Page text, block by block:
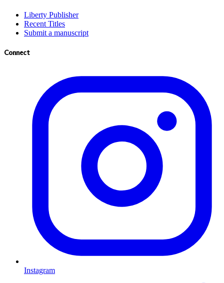
Liberty Publisher
Recent Titles
Submit a manuscript
Connect
Instagram